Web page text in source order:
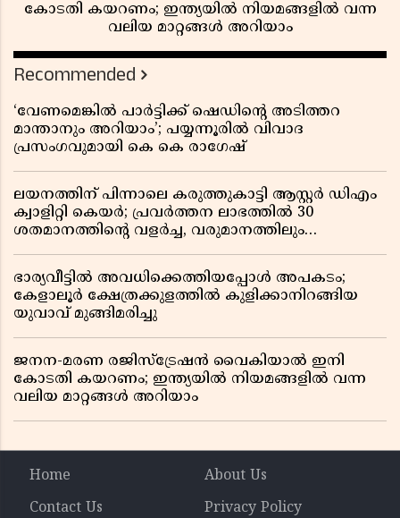
കോടതി കയറണം; ഇന്ത്യയിൽ നിയമങ്ങളിൽ വന്ന
വലിയ മാറ്റങ്ങൾ അറിയാം
Recommended
‘വേണമെങ്കിൽ പാർട്ടിക്ക് ഷെഡിൻ്റെ അടിത്തറ
മാന്താനും അറിയാം’; പയ്യന്നൂരിൽ വിവാദ
പ്രസംഗവുമായി കെ കെ രാഗേഷ്
ലയനത്തിന് പിന്നാലെ കരുത്തുകാട്ടി ആസ്റ്റർ ഡിഎം
ക്വാളിറ്റി കെയർ; പ്രവർത്തന ലാഭത്തിൽ 30
ശതമാനത്തിൻ്റെ വളർച്ച, വരുമാനത്തിലും
റിപ്പോർട്ട് പുറത്ത്
ഭാര്യവീട്ടിൽ അവധിക്കെത്തിയപ്പോൾ അപകടം;
കേളാലൂർ ക്ഷേത്രക്കുളത്തിൽ കുളിക്കാനിറങ്ങിയ
യുവാവ് മുങ്ങിമരിച്ചു
ജനന-മരണ രജിസ്ട്രേഷൻ വൈകിയാൽ ഇനി
കോടതി കയറണം; ഇന്ത്യയിൽ നിയമങ്ങളിൽ വന്ന
വലിയ മാറ്റങ്ങൾ അറിയാം
Home
About Us
Contact Us
Privacy Policy